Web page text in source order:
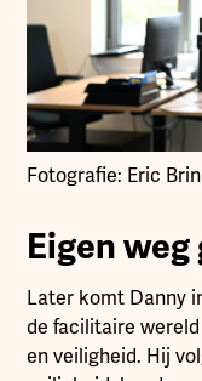
Fotografie: Eric
Eigen weg
Later komt Danny
de facilitaire
en veiligheid. Hij